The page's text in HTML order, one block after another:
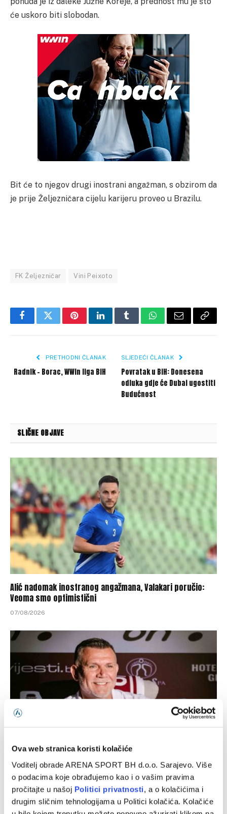
Ova web stranica koristi kolačiće
Voditelj obrade ARENA SPORT BH d.o.o. Sarajevo. Više
o podacima koje obrađujemo kao i o vašim pravima
pročitajte u našoj Politici privatnosti, a o kolačićima i
drugim sličnim tehnologijama u Politici kolačića. Kolačiće
će uskoro biti slobodan.
Bit će to njegov drugi inostrani angažman, s obzirom da
je prije Željezničara cijelu karijeru proveo u Brazilu.
FK Željezničar Vini Peixoto
FacebookTwitterPinterestLinkedInTumblrWhatsApp
Email Copy
PRETHODNI ČLANAK
Radnik – Borac, WWin liga BiH
SLJEDEĆI ČLANAK
Povratak u BiH: Donesena
odluka gdje će Dubai ugostiti
Budućnost
SLIČNE OBJAVE
Alić nadomak inostranog angažmana, Valakari poručio:
Veoma smo optimistični
07/08/2026
Zekić: Željno iščekujemo prvo kolo, vrijedno smo radili i
imam velika očekivanja
07/08/2026